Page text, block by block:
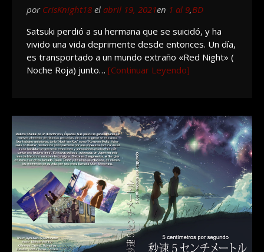
por CrisKnight18 el abril 19, 2021en 1 al 9,BD
Satsuki perdió a su hermana que se suicidó, y ha
vivido una vida deprimente desde entonces. Un día,
es transportado a un mundo extraño «Red Night» (
Noche Roja) junto… [Continuar Leyendo]